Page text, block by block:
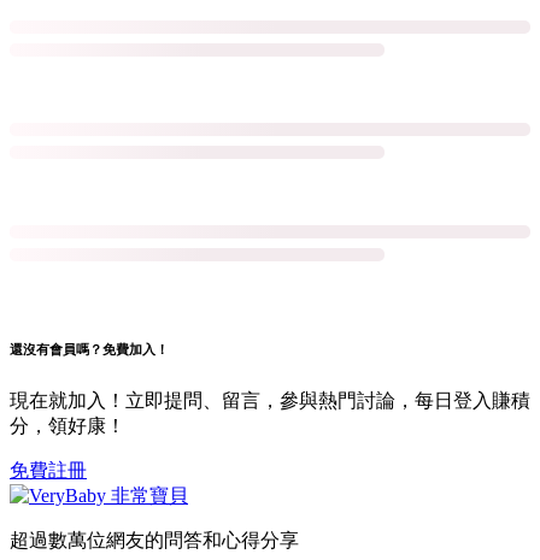
還沒有會員嗎？免費加入！
現在就加入！立即提問、留言，參與熱門討論，每日登入賺積
分，領好康！
免費註冊
超過數萬位網友的問答和心得分享